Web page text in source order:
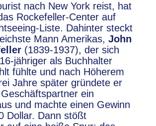
nach New York reist, hat
Rockefeller-Center auf
Liste. Dahinter steckt
Mann Amerikas, John
(1839-1937), der sich
jähriger als Buchhalter
fühlte und nach Höherem
Jahre später gründete er
ein
und machte einen Gewinn
Dollar. Dann stößt